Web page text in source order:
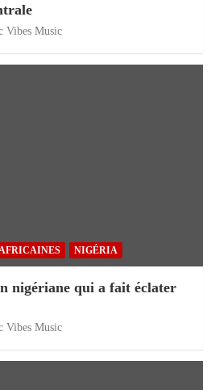
Vibes Music
NIGÉRIA
nigériane qui a fait éclater
Vibes Music